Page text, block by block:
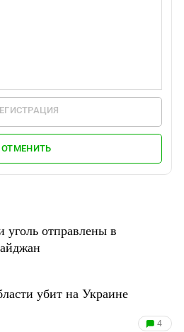
ОТМЕНИТЬ
уголь отправлены в
убит на Украине
4